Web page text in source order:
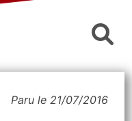
Paru le 21/07/2016